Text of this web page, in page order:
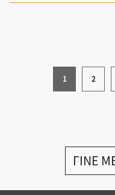
1 2
ΓΙΝΕ